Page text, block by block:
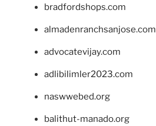
bradfordshops.com
almadenranchsanjose.com
advocatevijay.com
adlibilimler2023.com
naswwebed.org
balithut-manado.org